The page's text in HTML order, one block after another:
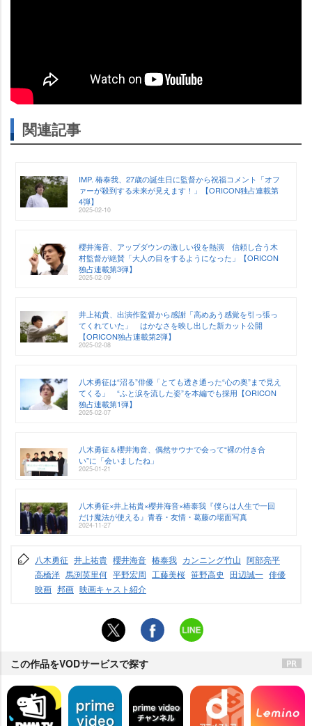
関連記事
IMP. 椿泰我、27歳の誕生日に監督から祝福コメント「オフ
ァーが殺到する未来が見えます！」【ORICON独占連載第
4弾】
2025-02-10
櫻井海音、アップダウンの激しい役を熱演 信頼し合う木
村監督が絶賛「大人の目をするようになった」【ORICON
独占連載第3弾】
2025-02-09
井上祐貴、出演作監督から感謝「高めあう感覚を引っ張っ
てくれていた」 はかなさを映し出した新カット公開
【ORICON独占連載第2弾】
2025-02-08
八木勇征は“沼る”俳優「とても透き通った“心の奥”まで見え
てくる」 “ふと涙を流した姿”を本編でも採用【ORICON
独占連載第1弾】
2025-02-07
八木勇征＆櫻井海音、偶然サウナで会って“裸の付き合
い”に「会いましたね」
2025-01-21
八木勇征×井上祐貴×櫻井海音×椿泰我『僕らは人生で一回
だけ魔法が使える』青春・友情・葛藤の場面写真
2024-11-27
八木勇征 井上祐貴 櫻井海音 椿泰我 カンニング竹山 阿部亮平
高橋洋 馬渕英里何 平野宏周 工藤美桜 笹野高史 田辺誠一 俳優
映画 邦画 映画キャスト紹介
この作品をVODサービスで探す